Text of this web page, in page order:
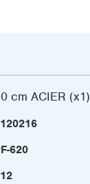
cm ACIER (x1)
620